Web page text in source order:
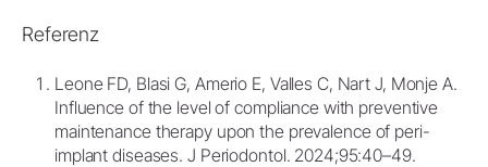
Referenz
Leone FD, Blasi G, Amerio E, Valles C, Nart J, Monje A.
Influence of the level of compliance with preventive
maintenance therapy upon the prevalence of peri-
implant diseases. J Periodontol. 2024;95:40–49.